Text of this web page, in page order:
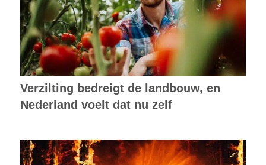
Verzilting bedreigt de landbouw, en
Nederland voelt dat nu zelf